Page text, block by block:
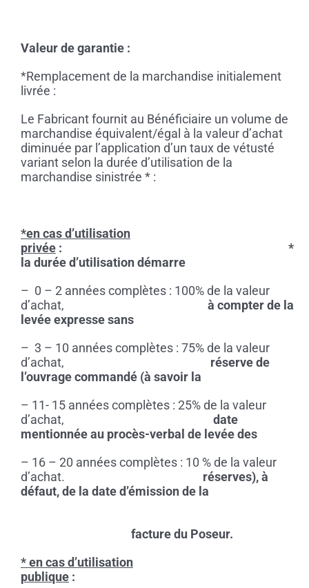
Valeur de garantie :
*Remplacement de la marchandise initialement
livrée :
Le Fabricant fournit au Bénéficiaire un volume de
marchandise équivalent/égal à la valeur d’achat
diminuée par l’application d’un taux de vétusté
variant selon la durée d’utilisation de la
marchandise sinistrée * :
*en cas d’utilisation
privée: *
la durée d’utilisation démarre
– 0 – 2 années complètes : 100% de la valeur
d’achat, à compter de la
levée expresse sans
– 3 – 10 années complètes : 75% de la valeur
d’achat, réserve de
l’ouvrage commandé (à savoir la
– 11- 15 années complètes : 25% de la valeur
d’achat, date
mentionnée au procès-verbal de levée des
– 16 – 20 années complètes : 10 % de la valeur
d’achat. réserves), à
défaut, de la date d’émission de la
facture du Poseur.
* en cas d’utilisation
publique: